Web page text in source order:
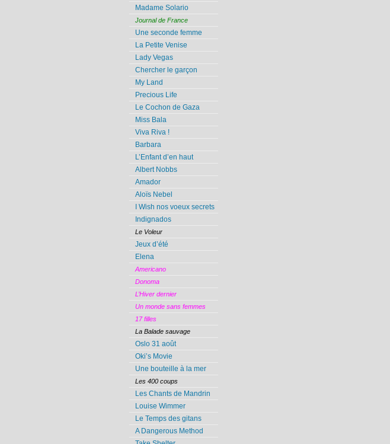
Madame Solario
Journal de France
Une seconde femme
La Petite Venise
Lady Vegas
Chercher le garçon
My Land
Precious Life
Le Cochon de Gaza
Miss Bala
Viva Riva !
Barbara
L’Enfant d’en haut
Albert Nobbs
Amador
Aloïs Nebel
I Wish nos voeux secrets
Indignados
Le Voleur
Jeux d’été
Elena
Americano
Donoma
L’Hiver dernier
Un monde sans femmes
17 filles
La Balade sauvage
Oslo 31 août
Oki’s Movie
Une bouteille à la mer
Les 400 coups
Les Chants de Mandrin
Louise Wimmer
Le Temps des gitans
A Dangerous Method